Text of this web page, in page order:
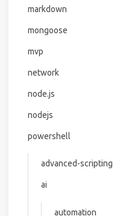
markdown
mongoose
mvp
network
node.js
nodejs
powershell
advanced-scripting
ai
automation